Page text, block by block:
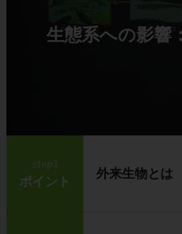
生態系への影響
step1
ポイント
外来生物とは